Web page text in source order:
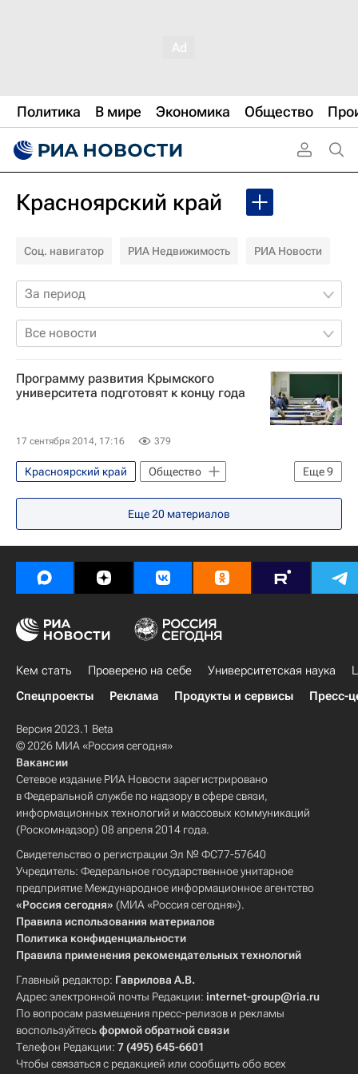
Политика В мире Экономика Общество
Красноярский край
Соц. навигатор РИА Недвижимость РИА Новости
За период
Все новости
Программу развития Крымского
университета подготовят к концу года
17 сентября 2014, 17:16 379
Еще9
Красноярский край
Общество
Ростов-на-Дону
Архангельская область
Владивосток
Ставропольский край
Республика Крым
Европа
Весь мир
Республика Саха (Якутия)
Россия
Еще20 материалов
Кем стать Проверено на себе Университетская наука
Спецпроекты
Реклама Продукты и сервисы Пресс-
Версия 2023.1 Beta
© 2026 МИА «Россия сегодня»
Вакансии
Сетевое издание РИА Новости зарегистрировано
в Федеральной службе по надзору в сфере связи,
информационных технологий и массовых коммуникаций
(Роскомнадзор) 08 апреля 2014 года.
Свидетельство о регистрации Эл № ФС77-57640
Учредитель: Федеральное государственное унитарное
предприятие Международное информационное агентство
«Россия сегодня» (МИА «Россия сегодня»).
Правила использования материалов
Политика конфиденциальности
Правила применения рекомендательных технологий
Главный редактор: Гаврилова А.В.
Адрес электронной почты Редакции: internet-group@ria.ru
По вопросам размещения пресс-релизов и рекламы
воспользуйтесьформой обратной связи
Телефон Редакции: 7 (495) 645-6601
Чтобы связаться с редакцией или сообщить обо всех